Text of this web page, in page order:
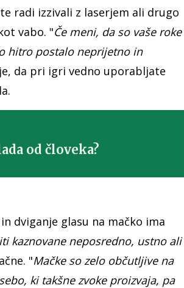
radi izzivali z laserjem ali drugo
vabo. "Če meni, da so vaše roke
hitro postalo neprijetno in
da pri igri vedno uporabljate
od človeka?
dviganje glasu na mačko ima
kaznovane neposredno, ustno ali
"Mačke so zelo občutljive na
ki takšne zvoke proizvaja, pa